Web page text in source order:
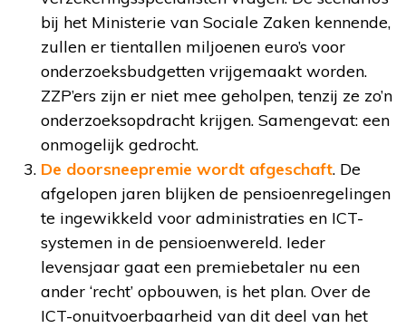
bij het Ministerie van Sociale Zaken kennende,
zullen er tientallen miljoenen euro’s voor
onderzoeksbudgetten vrijgemaakt worden.
ZZP’ers zijn er niet mee geholpen, tenzij ze zo’n
onderzoeksopdracht krijgen. Samengevat: een
onmogelijk gedrocht.
De doorsneepremie wordt afgeschaft. De
afgelopen jaren blijken de pensioenregelingen
te ingewikkeld voor administraties en ICT-
systemen in de pensioenwereld. Ieder
levensjaar gaat een premiebetaler nu een
ander ‘recht’ opbouwen, is het plan. Over de
ICT-onuitvoerbaarheid van dit deel van het